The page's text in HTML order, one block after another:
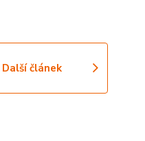
Další článek